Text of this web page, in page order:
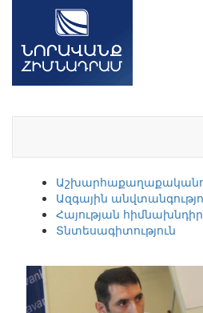
Ազգային
Հայության
Տնտեսագիտություն